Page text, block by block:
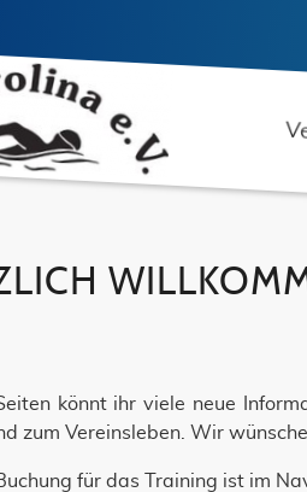
könnt ihr viele neue
zum Vereinsleben. Wir
für das Training ist im